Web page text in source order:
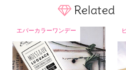
Related
エバーカラーワンデー